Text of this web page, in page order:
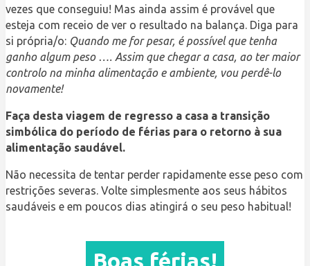
vezes que conseguiu! Mas ainda assim é provável que
esteja com receio de ver o resultado na balança. Diga para
si própria/o: Quando me for pesar, é possível que tenha
ganho algum peso …. Assim que chegar a casa, ao ter maior
controlo na minha alimentação e ambiente, vou perdê-lo
novamente!
Faça desta viagem de regresso a casa a transição
simbólica do período de férias para o retorno à sua
alimentação saudável.
Não necessita de tentar perder rapidamente esse peso com
restrições severas. Volte simplesmente aos seus hábitos
saudáveis e em poucos dias atingirá o seu peso habitual!
Boas férias!